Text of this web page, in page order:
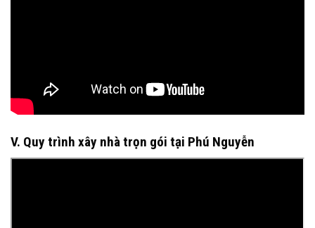
V. Quy trình xây nhà trọn gói tại Phú Nguyễn